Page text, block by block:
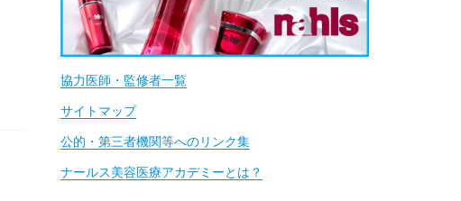
協力医師・監修者一覧
サイトマップ
公的・第三者機関等へのリンク集
ナールス美容医療アカデミーとは？